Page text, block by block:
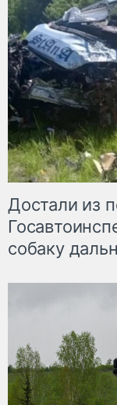
Достали из
собаку